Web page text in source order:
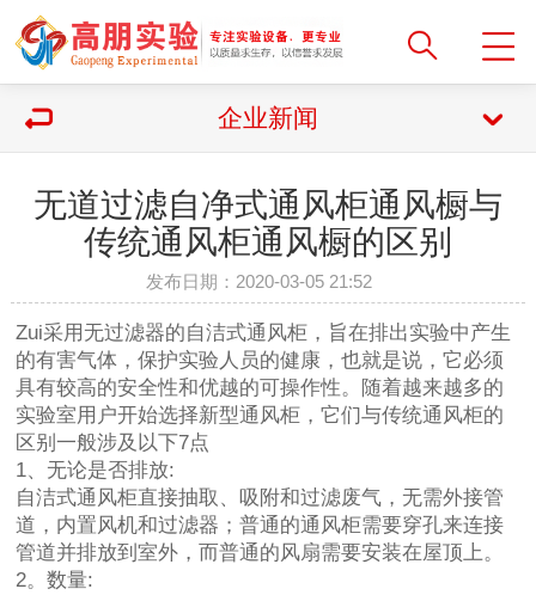
企业新闻
无道过滤自净式通风柜通风橱与
传统通风柜通风橱的区别
发布日期：2020-03-05 21:52
Zui采用无过滤器的自洁式通风柜，旨在排出实验中产生
的有害气体，保护实验人员的健康，也就是说，它必须
具有较高的安全性和优越的可操作性。随着越来越多的
实验室用户开始选择新型通风柜，它们与传统通风柜的
区别一般涉及以下7点
1、无论是否排放:
自洁式通风柜直接抽取、吸附和过滤废气，无需外接管
道，内置风机和过滤器；普通的通风柜需要穿孔来连接
管道并排放到室外，而普通的风扇需要安装在屋顶上。
2。数量: